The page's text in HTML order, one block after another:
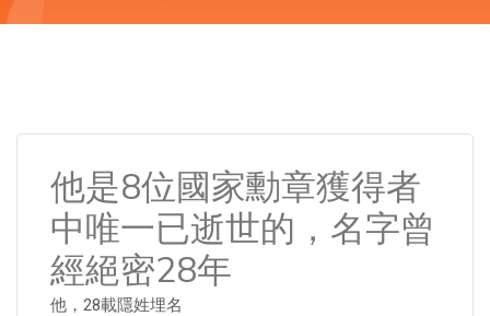
他是8位國家勳章獲得者
中唯一已逝世的，名字曾
經絕密28年
他，28載隱姓埋名